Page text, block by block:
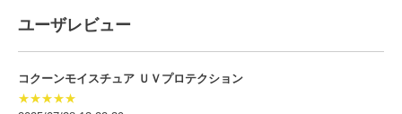
ユーザレビュー
コクーンモイスチュア ＵＶプロテクション
★★★★★